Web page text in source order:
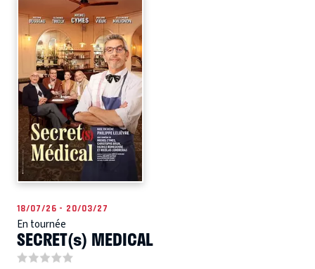
18/07/26 - 20/03/27
En tournée
SECRET(s) MEDICAL